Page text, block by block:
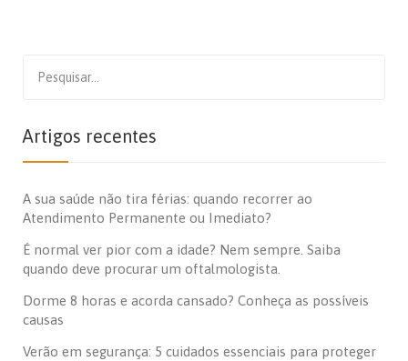
for:
Artigos recentes
A sua saúde não tira férias: quando recorrer ao
Atendimento Permanente ou Imediato?
É normal ver pior com a idade? Nem sempre. Saiba
quando deve procurar um oftalmologista.
Dorme 8 horas e acorda cansado? Conheça as possíveis
causas
Verão em segurança: 5 cuidados essenciais para proteger